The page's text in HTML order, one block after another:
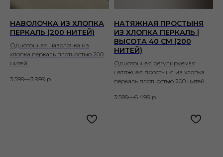
НАВОЛОЧКА ИЗ ХЛОПКА
ПЕРКАЛЬ (200 НИТЕЙ)
Однотонная наволочка из
хлопка перкаль плотностью 200
нитей.
3 599—3 999 р.
НАТЯЖНАЯ ПРОСТЫНЯ
ИЗ ХЛОПКА ПЕРКАЛЬ |
ВЫСОТА 40 СМ (200
НИТЕЙ)
Однотонная регулируемая
натяжная простыня из хлопка
перкаль плотностью 200 нитей.
3 599—6 499 р.